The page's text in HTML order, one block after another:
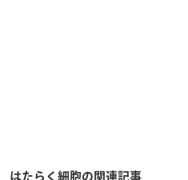
はたらく細胞の関連記事